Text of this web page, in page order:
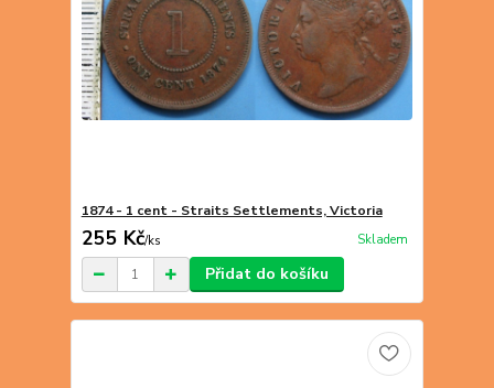
1874 - 1 cent - Straits Settlements, Victoria
255 Kč/ks Skladem
Přidat do košíku